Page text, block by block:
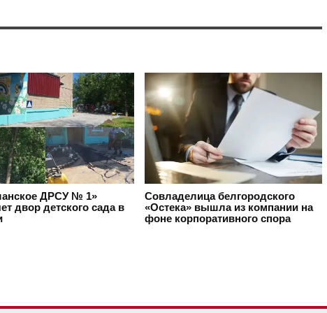
ДРСУ № 1»
двор детского сада в
Совладелица белгородского
«Остека» вышла из компании на
фоне корпоративного спора